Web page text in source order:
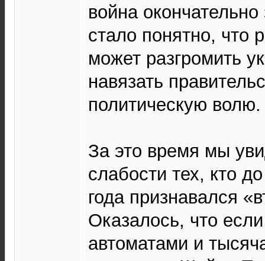
война
стало понятно, что
может разгромить
навязать
политическую волю.
За это время мы
слабости тех, кто
года признавался
Оказалось, что
автоматами и